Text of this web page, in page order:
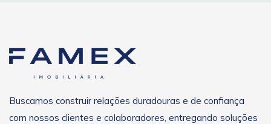
Buscamos construir relações duradouras e de confiança
com nossos clientes e colaboradores, entregando soluções